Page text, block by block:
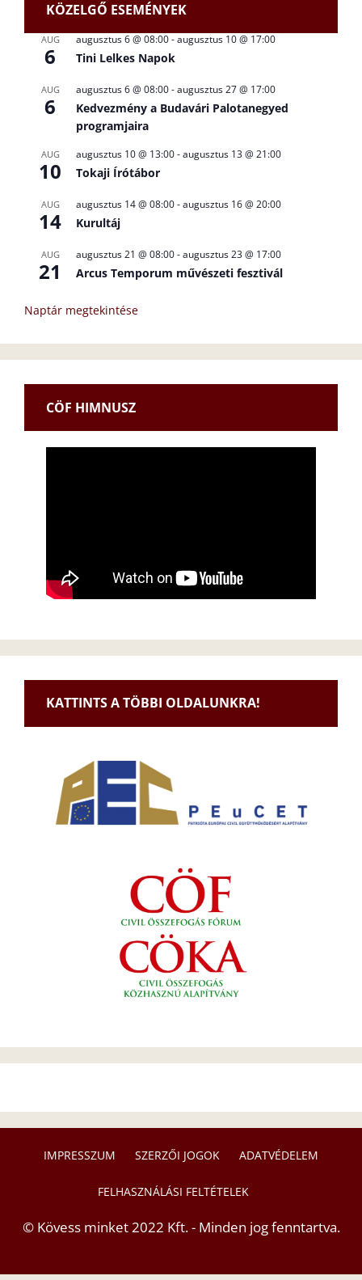
KÖZELGŐ ESEMÉNYEK
AUG
6
augusztus 6 @ 08:00-augusztus 10 @ 17:00
Tini Lelkes Napok
AUG
6
augusztus 6 @ 08:00-augusztus 27 @ 17:00
Kedvezmény a Budavári Palotanegyed
programjaira
AUG
10
augusztus 10 @ 13:00-augusztus 13 @ 21:00
Tokaji Írótábor
AUG
14
augusztus 14 @ 08:00-augusztus 16 @ 20:00
Kurultáj
AUG
21
augusztus 21 @ 08:00-augusztus 23 @ 17:00
Arcus Temporum művészeti fesztivál
Naptár megtekintése
CÖF HIMNUSZ
KATTINTS A TÖBBI OLDALUNKRA!
IMPRESSZUM SZERZŐI JOGOK ADATVÉDELEM
FELHASZNÁLÁSI FELTÉTELEK
© Kövess minket 2022 Kft. - Minden jog fenntartva.